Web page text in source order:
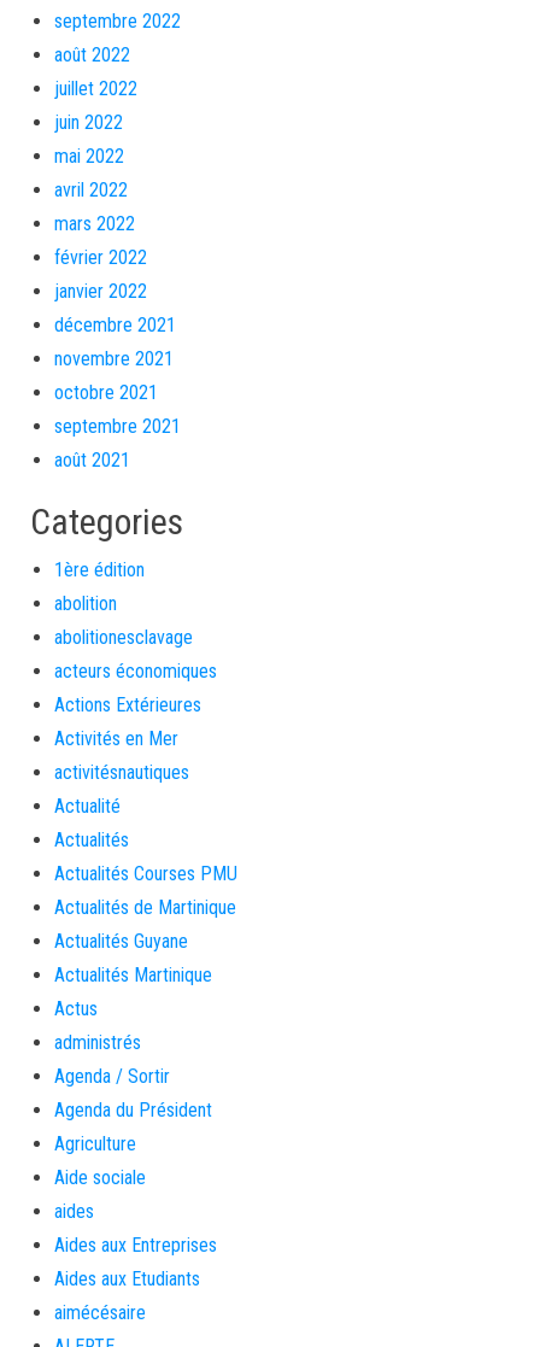
septembre 2022
août 2022
juillet 2022
juin 2022
mai 2022
avril 2022
mars 2022
février 2022
janvier 2022
décembre 2021
novembre 2021
octobre 2021
septembre 2021
août 2021
Categories
1ère édition
abolition
abolitionesclavage
acteurs économiques
Actions Extérieures
Activités en Mer
activitésnautiques
Actualité
Actualités
Actualités Courses PMU
Actualités de Martinique
Actualités Guyane
Actualités Martinique
Actus
administrés
Agenda / Sortir
Agenda du Président
Agriculture
Aide sociale
aides
Aides aux Entreprises
Aides aux Etudiants
aimécésaire